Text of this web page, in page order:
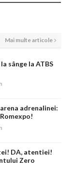
Mai multe articole
sânge la ATBS
adrenalinei:
DA, atentiei!
Zero